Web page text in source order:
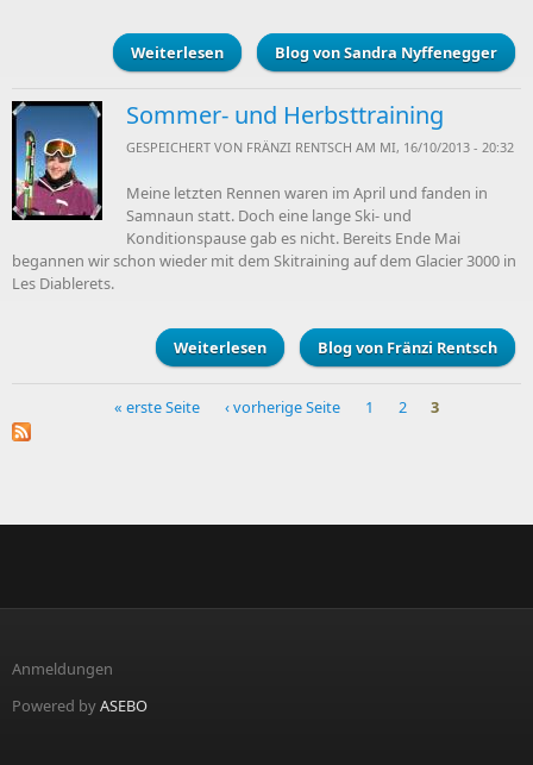
Weiterlesen über Saisonstart Renn-JO Grindelwald
Blog von Sandra Nyffenegger
Sommer- und Herbsttraining
GESPEICHERT VON FRÄNZI RENTSCH AM MI, 16/10/2013 - 20:32
Meine letzten Rennen waren im April und fanden in
Samnaun statt. Doch eine lange Ski- und
Konditionspause gab es nicht. Bereits Ende Mai
begannen wir schon wieder mit dem Skitraining auf dem Glacier 3000 in
Les Diablerets.
Weiterlesen über Sommer- und Herbsttraining
Blog von Fränzi Rentsch
Seiten
« erste Seite ‹ vorherige Seite 1 2 3
Anmeldungen
Powered byASEBO